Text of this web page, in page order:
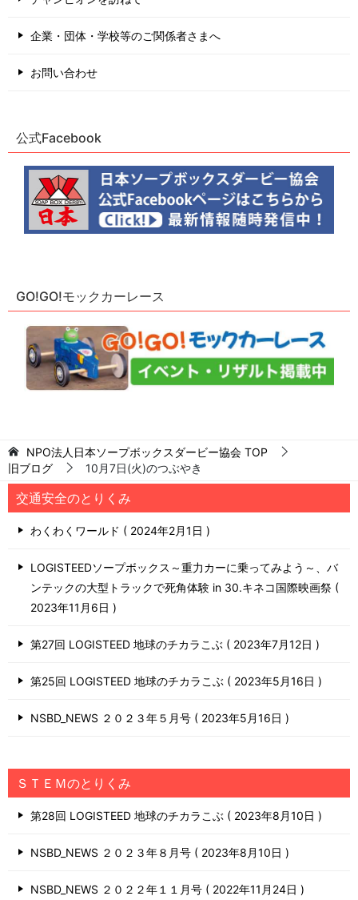
企業・団体・学校等のご関係者さまへ
お問い合わせ
公式Facebook
GO!GO!モックカーレース
NPO法人日本ソープボックスダービー協会 TOP
旧ブログ
10月7日(火)のつぶやき
交通安全のとりくみ
わくわくワールド 2024年2月1日
LOGISTEEDソープボックス～重力カーに乗ってみよう～、バ
ンテックの大型トラックで死角体験 in 30.キネコ国際映画祭
2023年11月6日
第27回 LOGISTEED 地球のチカラこぶ 2023年7月12日
第25回 LOGISTEED 地球のチカラこぶ 2023年5月16日
NSBD_NEWS ２０２３年５月号 2023年5月16日
ＳＴＥＭのとりくみ
第28回 LOGISTEED 地球のチカラこぶ 2023年8月10日
NSBD_NEWS ２０２３年８月号 2023年8月10日
NSBD_NEWS ２０２２年１１月号 2022年11月24日